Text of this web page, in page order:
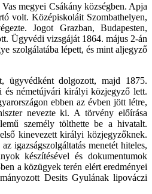
megyei Csákány községben. Apja
volt. Középiskoláit Szombathelyen,
Jogot Grazban, Budapesten,
Ügyvédi vizsgáját 1864. május 2-án
szolgálatába lépett, és mint aljegyző
ügyvédként dolgozott, majd 1875.
és németújvári királyi közjegyző lett.
ebben az évben jött létre,
nevezte ki. A törvény előírása
személy tölthette be a hivatalt.
kinevezett királyi közjegyzőknek.
igazságszolgáltatás menetét hiteles,
készítésével és dokumentumok
a közügyek terén elért eredményei
Desits Gyulának lipováczi